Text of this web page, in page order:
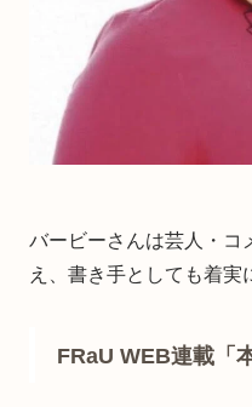
バービーさんは芸人・コ
え、書き手としても着実
FRaU WEB連載「